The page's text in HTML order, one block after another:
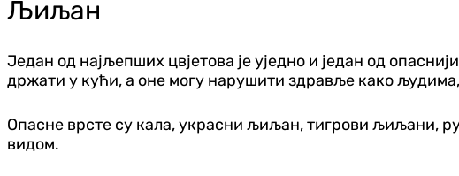
Љиљан
Један од најљепших цвјетова је уједно и један од
држати у кући, а оне могу нарушити здравље како
Опасне врсте су кала, украсни љиљан, тигрови љиљани,
видом.